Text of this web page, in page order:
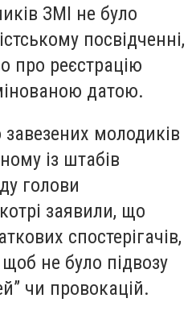
ЗМІ не було
посвідченні,
про реєстрацію
датою.
молодиків
із штабів
голови
заявили, що
спостерігачів,
не було підвозу
чи провокацій.